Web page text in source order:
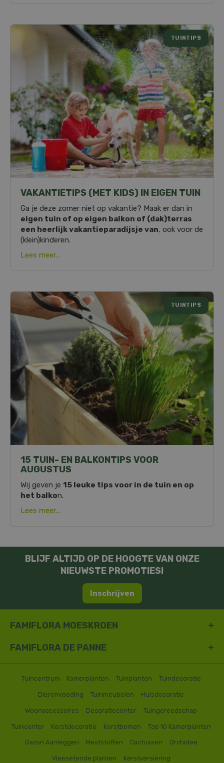
VAKANTIETIPS (MET KIDS) IN EIGEN TUIN
TUINTIPS
Ga je deze zomer niet op vakantie? Maak er dan in
eigen tuin of op eigen balkon of (dak)terras
een heerlijk vakantieparadijsje van, ook voor de
(klein)kinderen.
Lees meer...
15 TUIN- EN BALKONTIPS VOOR
AUGUSTUS
TUINTIPS
Wij geven je 15 leuke tips voor in de tuin en op
het balkon.
Lees meer...
BLIJF ALTIJD OP DE HOOGTE VAN ONZE
NIEUWSTE PROMOTIES!
Inschrijven
FAMIFLORA MOESKROEN
FAMIFLORA DE PANNE
Tuincentrum Kamerplanten Tuinplanten Tuindecoratie
Dierenvoeding Tuinmeubelen Huisdecoratie
Woonaccessoires Decoratiecenter Tuingereedschap
Tuincenter Kerstdecoratie Kerstbomen Top 10 Kamerplanten
Gazon Aanleggen Meststoffen Cactussen Orchidee
Vleesetende planten Kerstversiering